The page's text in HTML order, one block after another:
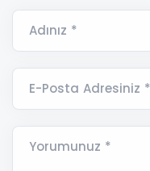
Adınız *
E-Posta Adresiniz *
Yorumunuz *